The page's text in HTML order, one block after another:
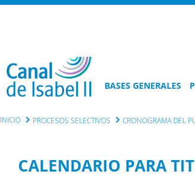
BASES GENERALES
INICIO PROCESOS SELECTIVOS CRONOGRAMA DEL
CALENDARIO PARA